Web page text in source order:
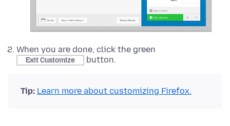
When you are done, click the green
Exit Customize button.
Tip: Learn more about customizing Firefox.